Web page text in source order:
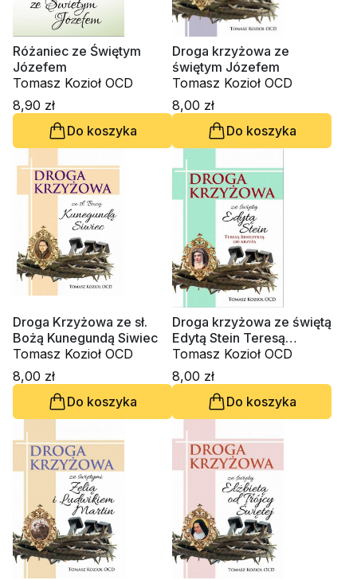
Różaniec ze Świętym
Józefem
Tomasz Kozioł OCD
8,90 zł
Do koszyka
Droga krzyżowa ze
świętym Józefem
Tomasz Kozioł OCD
8,00 zł
Do koszyka
Droga Krzyżowa ze sł.
Bożą Kunegundą Siwiec
Tomasz Kozioł OCD
8,00 zł
Do koszyka
Droga krzyżowa ze świętą
Edytą Stein Teresą
Benedyktą od Krzyża
Tomasz Kozioł OCD
8,00 zł
Do koszyka